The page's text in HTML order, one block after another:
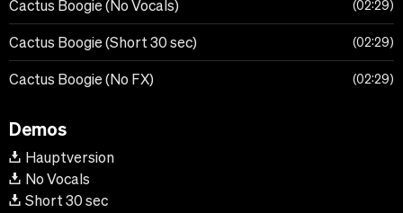
Cactus Boogie (No Vocals) 02:29
Cactus Boogie (Short 30 sec) 02:29
Cactus Boogie (No FX) 02:29
Demos
Hauptversion
No Vocals
Short 30 sec